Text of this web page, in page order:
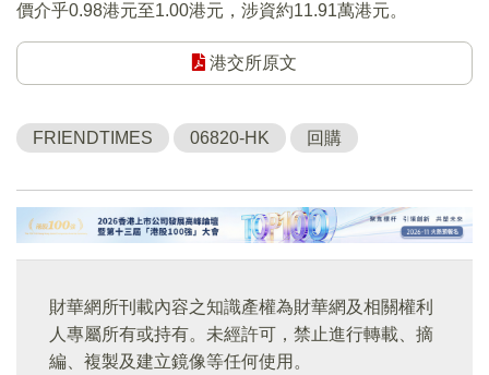
價介乎0.98港元至1.00港元，涉資約11.91萬港元。
港交所原文
FRIENDTIMES 06820-HK 回購
財華網所刊載內容之知識產權為財華網及相關權利
人專屬所有或持有。未經許可，禁止進行轉載、摘
編、複製及建立鏡像等任何使用。